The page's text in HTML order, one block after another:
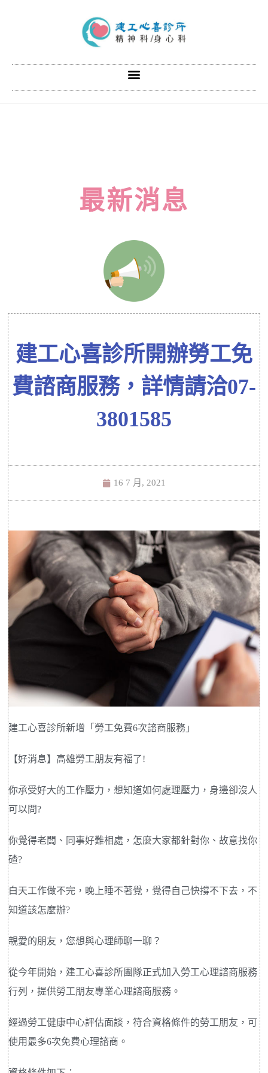
最新消息
建工心喜診所開辦勞工免
費諮商服務，詳情請洽07-
3801585
16 7 月, 2021
建工心喜診所新增「勞工免費6次諮商服務」
【好消息】高雄勞工朋友有福了!
你承受好大的工作壓力，想知道如何處理壓力，身邊卻沒人
可以問?
你覺得老闆、同事好難相處，怎麼大家都針對你、故意找你
碴?
白天工作做不完，晚上睡不著覺，覺得自己快撐不下去，不
知道該怎麼辦?
親愛的朋友，您想與心理師聊一聊？
從今年開始，建工心喜診所團隊正式加入勞工心理諮商服務
行列，提供勞工朋友專業心理諮商服務。
經過勞工健康中心評估面談，符合資格條件的勞工朋友，可
使用最多6次免費心理諮商。